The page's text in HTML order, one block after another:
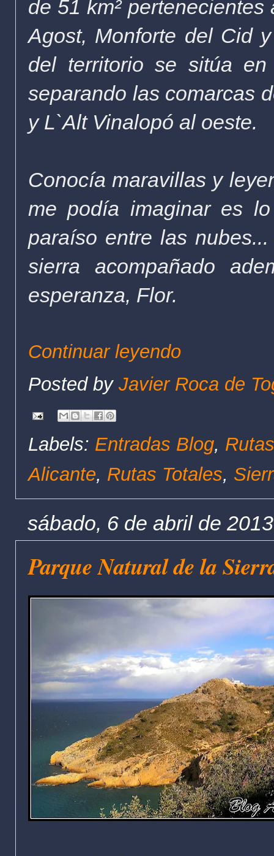
de 51 km²
Agost, Monforte del Cid
del territorio se sitúa
separando las comarcas
y L`Alt Vinalopó al oeste.
Conocía maravillas y
me podía imaginar es
paraíso entre las
sierra acompañado
esperanza, Flor.
Continuar leyendo
Posted by Javier Roca de
Labels: Entradas Blog,
Alicante, Rutas Totales,
sábado, 6 de abril de 2013
Parque Natural de la